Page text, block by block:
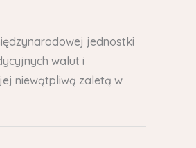
jednostki
walut i
niewątpliwą zaletą w